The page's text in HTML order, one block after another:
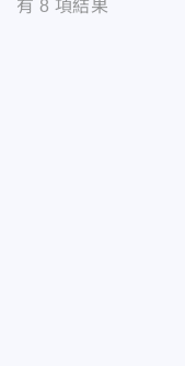
有 8 項結果